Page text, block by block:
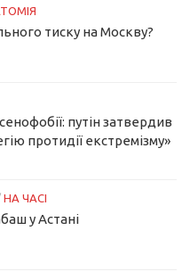
тиску на Москву?
путін затвердив
протидії екстремізму»
НА ЧАСІ
у Астані